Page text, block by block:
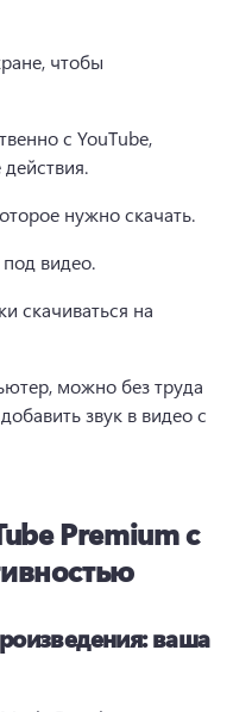
чтобы
с YouTube,
нужно скачать.
видео.
скачиваться на
можно без труда
звук в видео с
Premium с
ваша